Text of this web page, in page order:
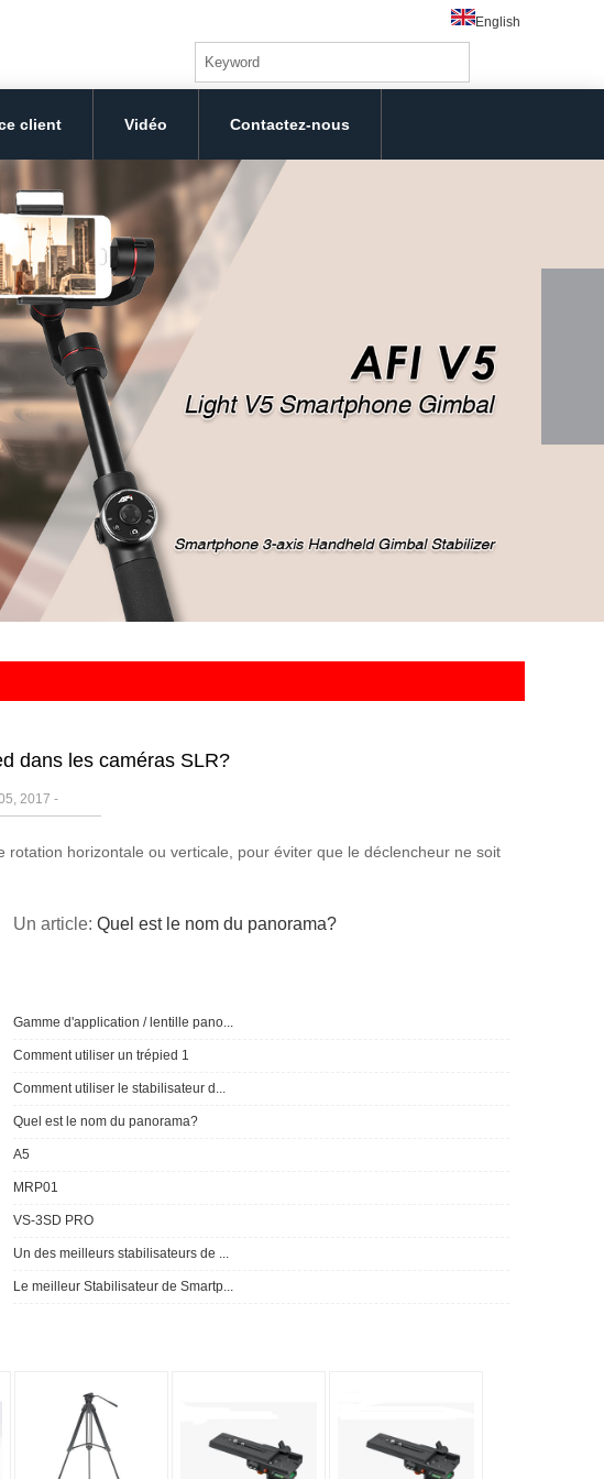
English
client Vidéo Contactez-nous
dans les caméras SLR?
2017 -
rotation horizontale ou verticale, pour éviter que le déclencheur ne soit
Un article: Quel est le nom du panorama?
Gamme d'application / lentille pano...
Comment utiliser un trépied 1
Comment utiliser le stabilisateur d...
Quel est le nom du panorama?
A5
MRP01
VS-3SD PRO
Un des meilleurs stabilisateurs de ...
Le meilleur Stabilisateur de Smartp...